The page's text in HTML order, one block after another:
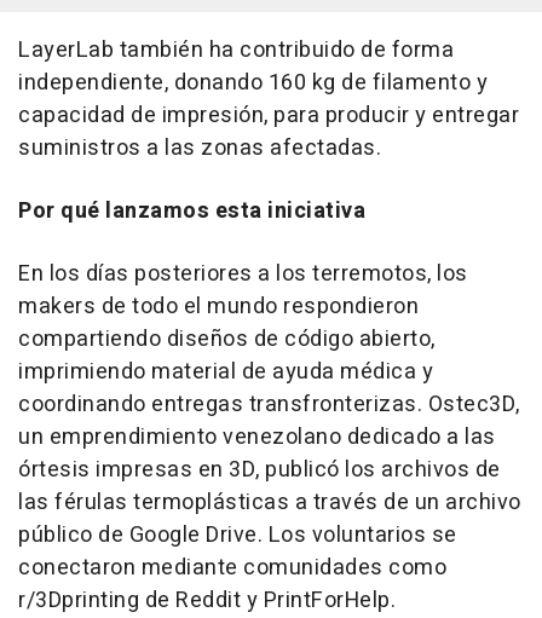
LayerLab también ha contribuido de forma
independiente, donando 160 kg de filamento y
capacidad de impresión, para producir y entregar
suministros a las zonas afectadas.
Por qué lanzamos esta iniciativa
En los días posteriores a los terremotos, los
makers de todo el mundo respondieron
compartiendo diseños de código abierto,
imprimiendo material de ayuda médica y
coordinando entregas transfronterizas. Ostec3D,
un emprendimiento venezolano dedicado a las
órtesis impresas en 3D, publicó los archivos de
las férulas termoplásticas a través de un archivo
público de Google Drive. Los voluntarios se
conectaron mediante comunidades como
r/3Dprinting de Reddit y PrintForHelp.